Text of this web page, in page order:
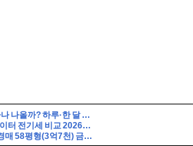
제습기 전기세 2026 얼마나 나올까? 하루·한 달 전기요금 계산법 총정리
선풍기 전기세 vs 서큘레이터 전기세 비교 2026하루 8시간 사용하면 누가 더 저렴할까?
남양주시 진접읍 아파트경매 58평형(3억7천) 금곡리 해밀초등학교인근 신영지웰 10층 유찰2회 급매시세 남양주진접신영지웰아파트 부동산경매 매매